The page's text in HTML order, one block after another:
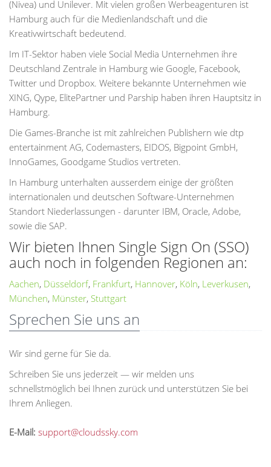
(Nivea) und Unilever. Mit vielen großen Werbeagenturen ist
Hamburg auch für die Medienlandschaft und die
Kreativwirtschaft bedeutend.
Im IT-Sektor haben viele Social Media Unternehmen ihre
Deutschland Zentrale in Hamburg wie Google, Facebook,
Twitter und Dropbox. Weitere bekannte Unternehmen wie
XING, Qype, ElitePartner und Parship haben ihren Hauptsitz in
Hamburg.
Die Games-Branche ist mit zahlreichen Publishern wie dtp
entertainment AG, Codemasters, EIDOS, Bigpoint GmbH,
InnoGames, Goodgame Studios vertreten.
In Hamburg unterhalten ausserdem einige der größten
internationalen und deutschen Software-Unternehmen
Standort Niederlassungen - darunter IBM, Oracle, Adobe,
sowie die SAP.
Wir bieten Ihnen Single Sign On (SSO)
auch noch in folgenden Regionen an:
Aachen, Düsseldorf, Frankfurt, Hannover, Köln, Leverkusen,
München, Münster, Stuttgart
Sprechen Sie uns an
Wir sind gerne für Sie da.
Schreiben Sie uns jederzeit — wir melden uns
schnellstmöglich bei Ihnen zurück und unterstützen Sie bei
Ihrem Anliegen.
E-Mail: support@cloudssky.com